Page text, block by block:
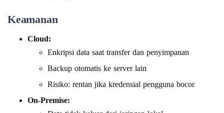
Keamanan
Cloud:
Enkripsi data saat transfer dan penyimpanan
Backup otomatis ke server lain
Risiko: rentan jika kredensial pengguna bocor
On-Premise: